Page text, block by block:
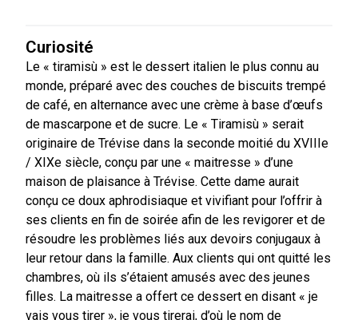
Curiosité
Le « tiramisù » est le dessert italien le plus connu au
monde, préparé avec des couches de biscuits trempé
de café, en alternance avec une crème à base d’œufs
de mascarpone et de sucre. Le « Tiramisù » serait
originaire de Trévise dans la seconde moitié du XVIIIe
/ XIXe siècle, conçu par une « maitresse » d’une
maison de plaisance à Trévise. Cette dame aurait
conçu ce doux aphrodisiaque et vivifiant pour l’offrir à
ses clients en fin de soirée afin de les revigorer et de
résoudre les problèmes liés aux devoirs conjugaux à
leur retour dans la famille. Aux clients qui ont quitté les
chambres, où ils s’étaient amusés avec des jeunes
filles. La maitresse a offert ce dessert en disant « je
vais vous tirer », je vous tirerai, d’où le nom de